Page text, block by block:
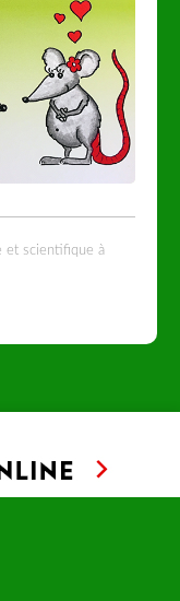
et scientifique à